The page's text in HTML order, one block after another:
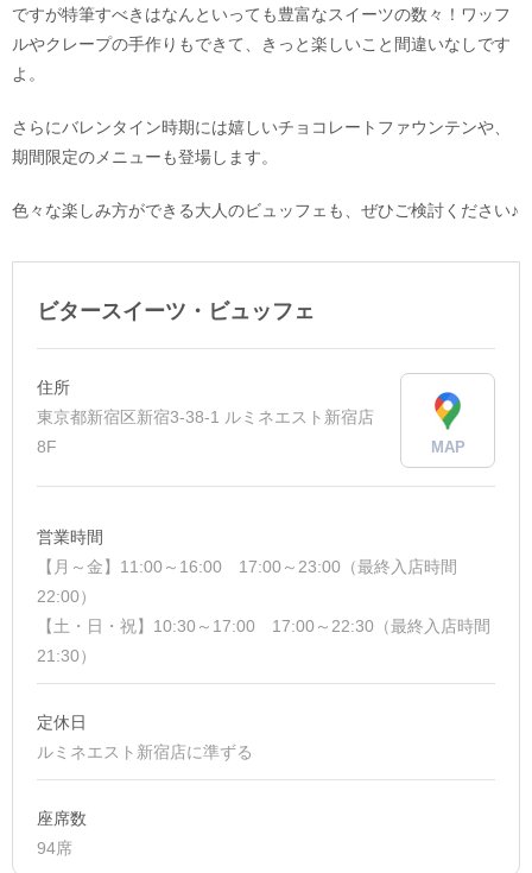
ですが特筆すべきはなんといっても豊富なスイーツの数々！ワッフ
ルやクレープの手作りもできて、きっと楽しいこと間違いなしです
よ。
さらにバレンタイン時期には嬉しいチョコレートファウンテンや、
期間限定のメニューも登場します。
色々な楽しみ方ができる大人のビュッフェも、ぜひご検討ください♪
ビタースイーツ・ビュッフェ
住所
東京都新宿区新宿3-38-1 ルミネエスト新宿店
8F
MAP
営業時間
【月～金】11:00～16:00 17:00～23:00（最終入店時間
22:00）
【土・日・祝】10:30～17:00 17:00～22:30（最終入店時間
21:30）
定休日
ルミネエスト新宿店に準ずる
座席数
94席